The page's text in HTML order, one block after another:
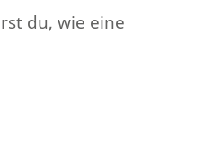
du, wie eine